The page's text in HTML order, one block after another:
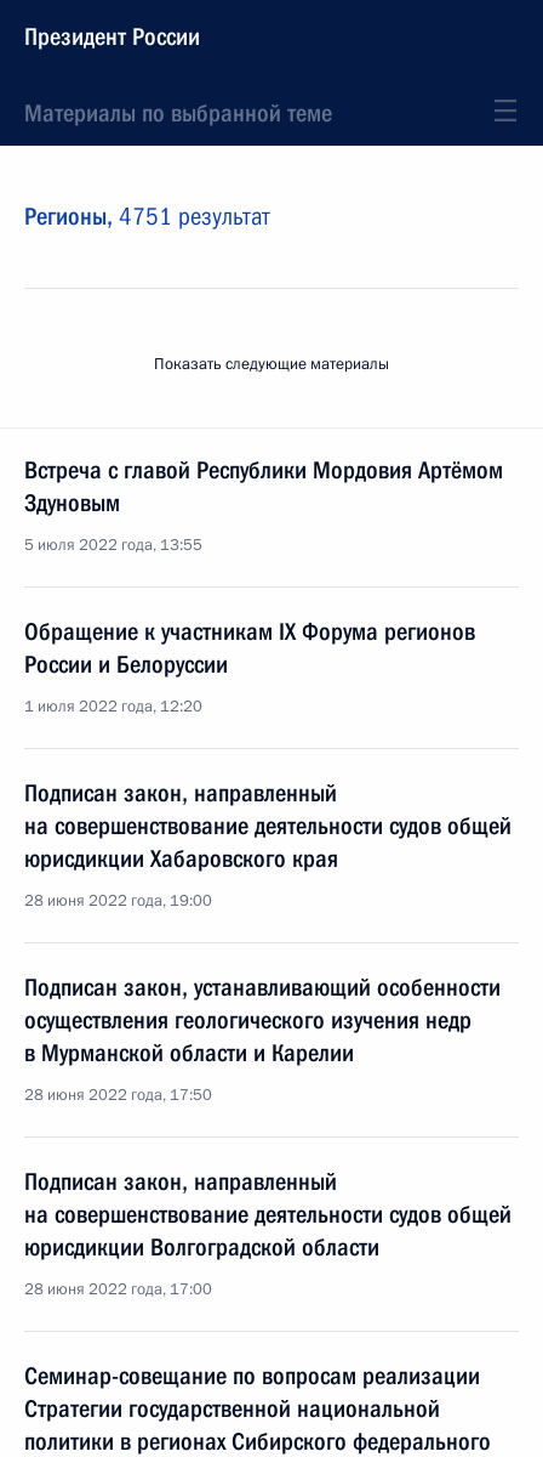
Президент России
Материалы по выбранной теме
Регионы, 4751 результат
Показать следующие материалы
Встреча с главой Республики Мордовия Артёмом
Здуновым
5 июля 2022 года, 13:55
Обращение к участникам IX Форума регионов
России и Белоруссии
1 июля 2022 года, 12:20
Подписан закон, направленный
на совершенствование деятельности судов общей
юрисдикции Хабаровского края
28 июня 2022 года, 19:00
Подписан закон, устанавливающий особенности
осуществления геологического изучения недр
в Мурманской области и Карелии
28 июня 2022 года, 17:50
Подписан закон, направленный
на совершенствование деятельности судов общей
юрисдикции Волгоградской области
28 июня 2022 года, 17:00
Семинар-совещание по вопросам реализации
Стратегии государственной национальной
политики в регионах Сибирского федерального